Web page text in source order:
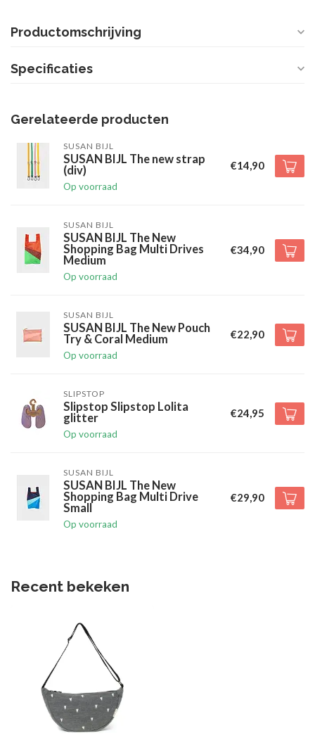
Productomschrijving
Specificaties
Gerelateerde producten
SUSAN BIJL
SUSAN BIJL The new strap
(div)
Op voorraad
€14,90
SUSAN BIJL
SUSAN BIJL The New
Shopping Bag Multi Drives
Medium
Op voorraad
€34,90
SUSAN BIJL
SUSAN BIJL The New Pouch
Try & Coral Medium
Op voorraad
€22,90
SLIPSTOP
Slipstop Slipstop Lolita
glitter
Op voorraad
€24,95
SUSAN BIJL
SUSAN BIJL The New
Shopping Bag Multi Drive
Small
Op voorraad
€29,90
Recent bekeken